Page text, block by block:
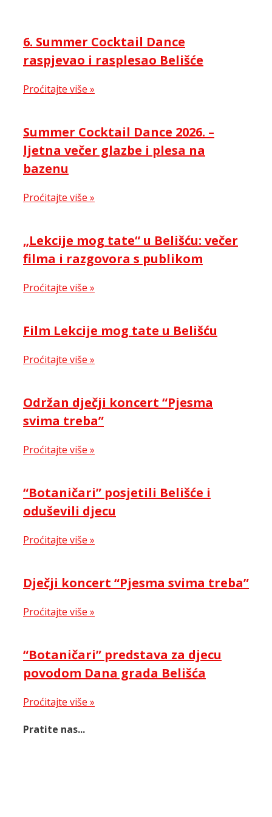
6. Summer Cocktail Dance
raspjevao i rasplesao Belišće
Proćitajte više »
Summer Cocktail Dance 2026. –
ljetna večer glazbe i plesa na
bazenu
Proćitajte više »
„Lekcije mog tate“ u Belišću: večer
filma i razgovora s publikom
Proćitajte više »
Film Lekcije mog tate u Belišću
Proćitajte više »
Održan dječji koncert “Pjesma
svima treba”
Proćitajte više »
“Botaničari” posjetili Belišće i
oduševili djecu
Proćitajte više »
Dječji koncert “Pjesma svima treba”
Proćitajte više »
“Botaničari” predstava za djecu
povodom Dana grada Belišća
Proćitajte više »
Pratite nas...